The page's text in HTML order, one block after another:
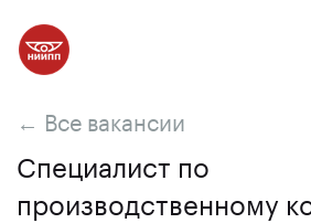
← Все вакансии
Специалист по
производственному